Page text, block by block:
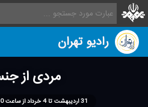
رادیو تهران
مردی از
31 اردیبهشت تا 4 خرداد از ساعت 06:30 به مدت 150 دقیقه